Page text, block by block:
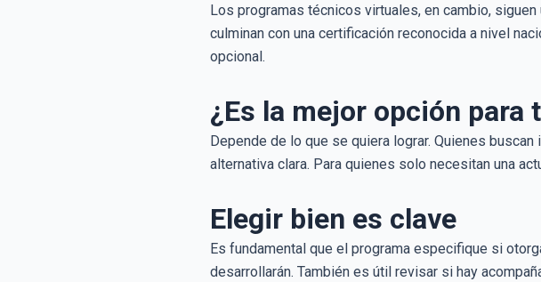
Los programas técnicos virtuales, en cambio,
culminan con una certificación reconocida a nivel
opcional.
¿Es la mejor opción para
Depende de lo que se quiera lograr. Quienes
alternativa clara. Para quienes solo necesitan una
Elegir bien es clave
Es fundamental que el programa especifique si
desarrollarán. También es útil revisar si hay